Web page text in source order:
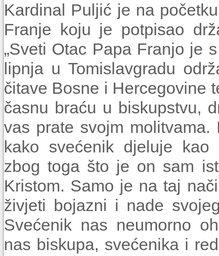
Kardinal Puljić je na
Franje koju je potpisao
„Sveti Otac Papa Franjo je
lipnja u Tomislavgradu
čitave Bosne i Hercegovine
časnu braću u biskupstvu,
vas prate svojm
kako svećenik djeluje
zbog toga što je on sam
Kristom. Samo je na taj
živjeti bojazni i nade
Svećenik nas neumorno
nas biskupa, svećenika i